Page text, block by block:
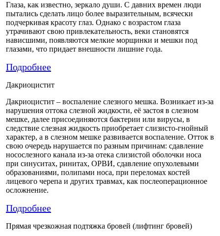
Глаза, как известно, зеркало души. С давних времен люди
пытались сделать лицо более выразительным, всячески
подчеркивая красоту глаз. Однако с возрастом глаза
утрачивают свою привлекательность, веки становятся
нависшими, появляются мелкие морщинки и мешки под
глазами, что придает внешности лишние года.
Подробнее
Дакриоцистит
Дакриоцистит – воспаление слезного мешка. Возникает из-за
нарушения оттока слезной жидкости, её застоя в слезном
мешке, далее присоединяются бактерии или вирусы, в
следствие слезная жидкость приобретает слизисто-гнойный
характер, а в слезном мешке развивается воспаление. Отток в
свою очередь нарушается по разным причинам: сдавление
носослезного канала из-за отека слизистой оболочки носа
при синуситах, ринитах, ОРВИ, сдавление опухолевыми
образованиями, полипами носа, при переломах костей
лицевого черепа и других травмах, как послеоперационное
осложнение.
Подробнее
Прямая чрезкожная подтяжка бровей (лифтинг бровей)